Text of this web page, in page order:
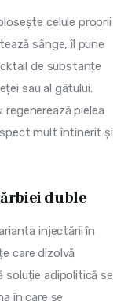
celule proprii
sânge, îl pune
de substanțe
sau al gâtului.
pielea
mult întinerit și
duble
injectării în
care dizolvă
soluție adipolitică se
în care se